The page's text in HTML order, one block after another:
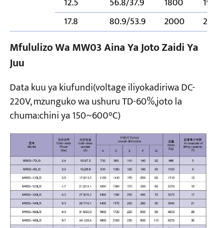
17.8
80.9/53.9 2000
Mfululizo Wa MW03 Aina Ya Joto Zaidi Ya
Juu
Data kuu ya kiufundi(voltage iliyokadiriwa DC-
220V, mzunguko wa ushuru TD-60%,joto la
chuma:chini ya 150~600°C)